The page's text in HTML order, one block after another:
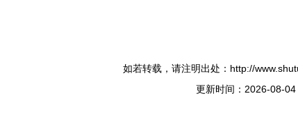
如若转载，请注明出处：http://
更新时间：2026-08-